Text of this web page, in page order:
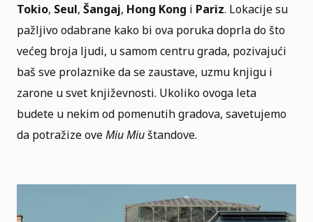
Tokio, Seul, Šangaj, Hong Kong i Pariz. Lokacije su
pažljivo odabrane kako bi ova poruka doprla do što
većeg broja ljudi, u samom centru grada, pozivajući
baš sve prolaznike da se zaustave, uzmu knjigu i
zarone u svet književnosti. Ukoliko ovoga leta
budete u nekim od pomenutih gradova, savetujemo
da potražize oveMiu Miuštandove.